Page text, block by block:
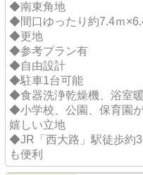
◆南東角地
◆間口ゆったり約7.4ｍ
◆更地
◆参考プラン有
◆自由設計
◆駐車1台可能
◆食器洗浄乾燥機、浴室
◆小学校、公園、保育園
嬉しい立地
◆JR「西大路」駅徒歩約
も便利